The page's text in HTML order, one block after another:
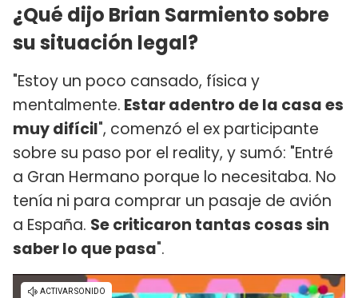
¿Qué dijo Brian Sarmiento sobre
su situación legal?
"Estoy un poco cansado, física y
mentalmente. Estar adentro de la casa es
muy difícil", comenzó el ex participante
sobre su paso por el reality, y sumó: "Entré
a Gran Hermano porque lo necesitaba. No
tenía ni para comprar un pasaje de avión
a España. Se criticaron tantas cosas sin
saber lo que pasa".